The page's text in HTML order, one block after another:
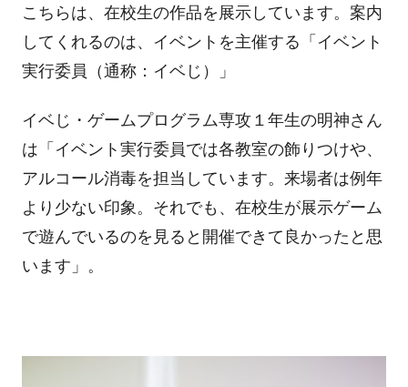
こちらは、在校生の作品を展示しています。案内
してくれるのは、イベントを主催する「イベント
実行委員（通称：イベじ）」
イベじ・ゲームプログラム専攻１年生の明神さん
は「イベント実行委員では各教室の飾りつけや、
アルコール消毒を担当しています。来場者は例年
より少ない印象。それでも、在校生が展示ゲーム
で遊んでいるのを見ると開催できて良かったと思
います」。